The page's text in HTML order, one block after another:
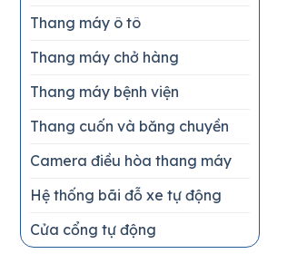
Khu du lịch nghỉ dưỡng
D’EVELYN BEACH –
SHILLA
Thang máy ô tô
Thang máy chở hàng
Thang máy bệnh viện
Thang cuốn và băng chuyền
Camera điều hòa thang máy
Hệ thống bãi đỗ xe tự động
Cửa cổng tự động